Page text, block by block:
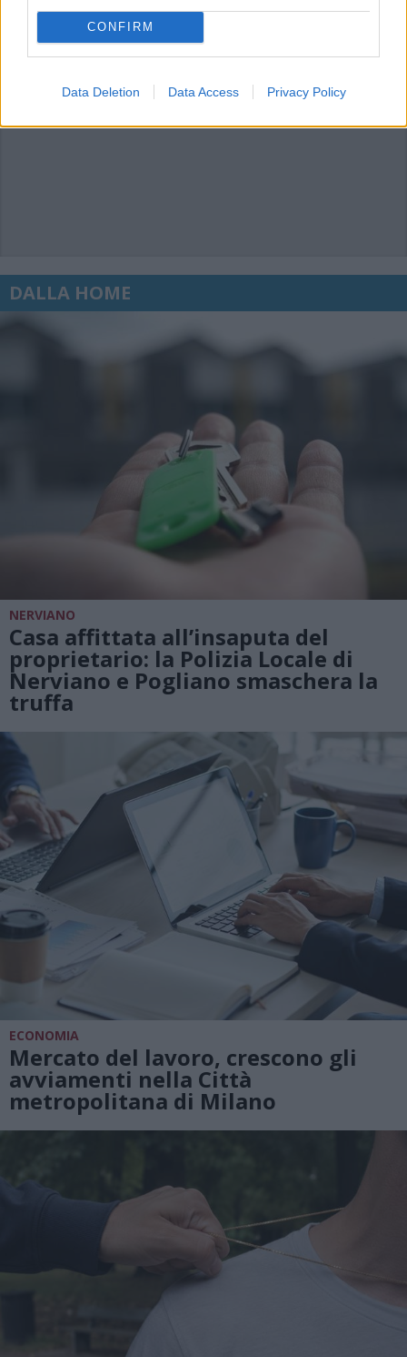
CONFIRM
Data Deletion Data Access Privacy Policy
DALLA HOME
NERVIANO
Casa affittata all’insaputa del
proprietario: la Polizia Locale di
Nerviano e Pogliano smaschera la
truffa
ECONOMIA
Mercato del lavoro, crescono gli
avviamenti nella Città
metropolitana di Milano